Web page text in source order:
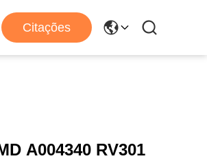
Citações
A004340 RV301